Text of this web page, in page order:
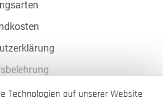
Technologien auf unserer Website